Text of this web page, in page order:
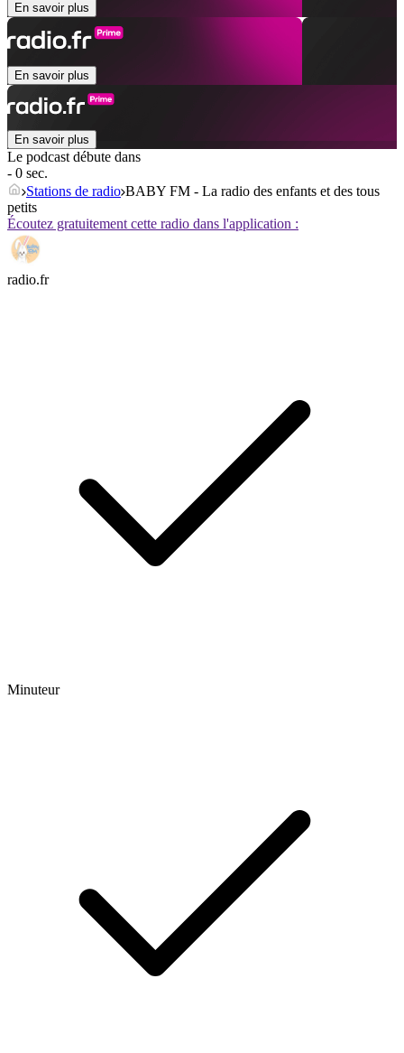
En savoir plus
En savoir plus
En savoir plus
Le podcast débute dans
- 0 sec.
Stations de radio BABY FM - La radio des enfants et des tous
petits
Écoutez gratuitement cette radio dans l'application :
radio.fr
Minuteur